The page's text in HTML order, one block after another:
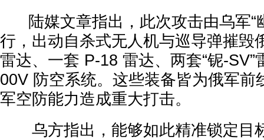
陆媒文章指出，此次攻击由乌军“
行，出动自杀式无人机与巡导弹摧毁
雷达、一套 P-18 雷达、两套“铌-
00V 防空系统。这些装备皆为俄军前
军空防能力造成重大打击。
乌方指出，能够如此精准锁定目